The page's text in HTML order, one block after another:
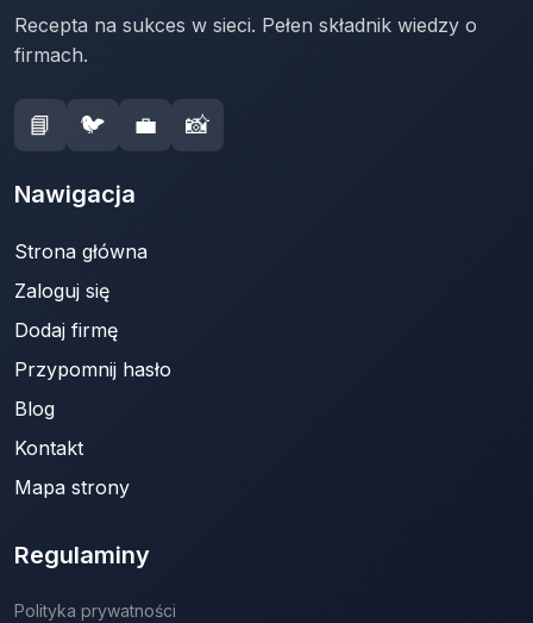
Recepta na sukces w sieci. Pełen składnik wiedzy o
firmach.
📘 🐦 💼 📸
Nawigacja
Strona główna
Zaloguj się
Dodaj firmę
Przypomnij hasło
Blog
Kontakt
Mapa strony
Regulaminy
Polityka prywatności